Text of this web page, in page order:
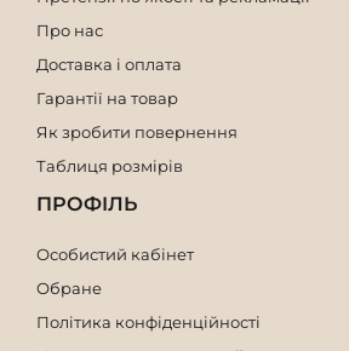
Про нас
Доставка і оплата
Гарантії на товар
Як зробити повернення
Таблиця розмірів
ПРОФІЛЬ
Особистий кабінет
Обране
Політика конфіденційності